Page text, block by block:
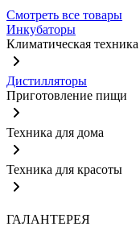
Смотреть все товары
Инкубаторы
Климатическая техника
Дистилляторы
Приготовление пищи
Техника для дома
Техника для красоты
ГАЛАНТЕРЕЯ